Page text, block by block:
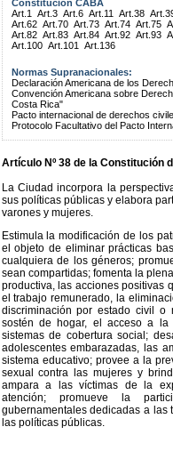
Constitución CABA
Art.1
Art.3 Art.6 Art.11 Art.38
Art.62 Art.70 Art.73 Art.74 Art.75
Art.82 Art.83 Art.84 Art.92 Art.93
Art.100 Art.101 Art.136
Normas Supranacionales:
Declaración Americana de los
Convención Americana sobre
Costa Rica"
Pacto internacional de derechos
Protocolo Facultativo del Pacto
Artículo Nº 38 de la Constitución
La Ciudad incorpora la
sus políticas públicas y elabora
varones y mujeres.
Estimula la modificación de los
el objeto de eliminar prácticas
cualquiera de los géneros;
sean compartidas; fomenta la
productiva, las acciones positivas
el trabajo remunerado, la
discriminación por estado civil o
sostén de hogar, el acceso a
sistemas de cobertura social;
adolescentes embarazadas, las
sistema educativo; provee a la
sexual contra las mujeres y
ampara a las víctimas de la
atención; promueve la
gubernamentales dedicadas a las
las políticas públicas.